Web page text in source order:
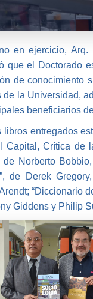
en ejercicio,
que el Doctorado
de conocimiento
de la Universidad,
beneficiarios
libros entregados
Capital, Crítica de
de Norberto
de Derek
“Diccionario
Giddens y Philip